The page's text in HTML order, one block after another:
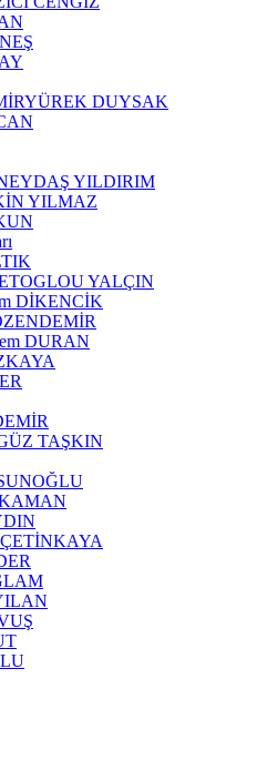
DUYSAK
YILDIRIM
YILMAZ
YALÇIN
DİKENCİK
DURAN
TAŞKIN
ÇETİNKAYA